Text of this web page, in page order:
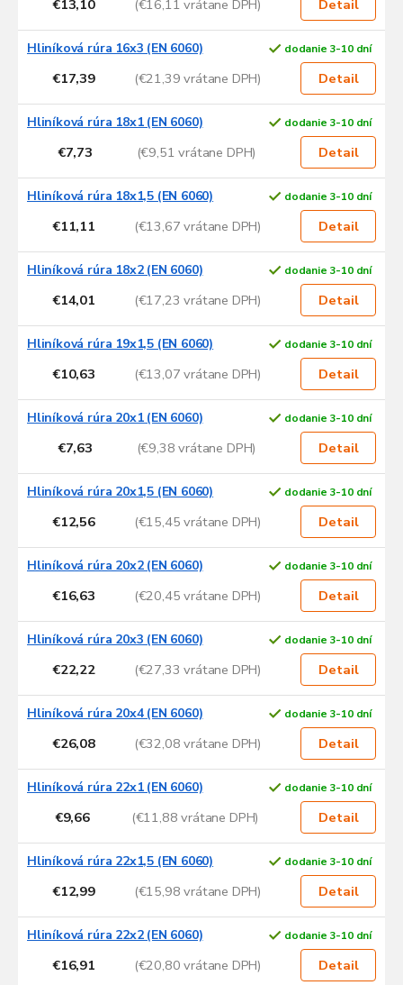
€13,10 (€16,11 vrátane DPH) Detail
Hliníková rúra 16x3 (EN 6060) dodanie 3-10 dní
€17,39 (€21,39 vrátane DPH) Detail
Hliníková rúra 18x1 (EN 6060) dodanie 3-10 dní
€7,73 (€9,51 vrátane DPH) Detail
Hliníková rúra 18x1,5 (EN 6060) dodanie 3-10 dní
€11,11 (€13,67 vrátane DPH) Detail
Hliníková rúra 18x2 (EN 6060) dodanie 3-10 dní
€14,01 (€17,23 vrátane DPH) Detail
Hliníková rúra 19x1,5 (EN 6060) dodanie 3-10 dní
€10,63 (€13,07 vrátane DPH) Detail
Hliníková rúra 20x1 (EN 6060) dodanie 3-10 dní
€7,63 (€9,38 vrátane DPH) Detail
Hliníková rúra 20x1,5 (EN 6060) dodanie 3-10 dní
€12,56 (€15,45 vrátane DPH) Detail
Hliníková rúra 20x2 (EN 6060) dodanie 3-10 dní
€16,63 (€20,45 vrátane DPH) Detail
Hliníková rúra 20x3 (EN 6060) dodanie 3-10 dní
€22,22 (€27,33 vrátane DPH) Detail
Hliníková rúra 20x4 (EN 6060) dodanie 3-10 dní
€26,08 (€32,08 vrátane DPH) Detail
Hliníková rúra 22x1 (EN 6060) dodanie 3-10 dní
€9,66 (€11,88 vrátane DPH) Detail
Hliníková rúra 22x1,5 (EN 6060) dodanie 3-10 dní
€12,99 (€15,98 vrátane DPH) Detail
Hliníková rúra 22x2 (EN 6060) dodanie 3-10 dní
€16,91 (€20,80 vrátane DPH) Detail